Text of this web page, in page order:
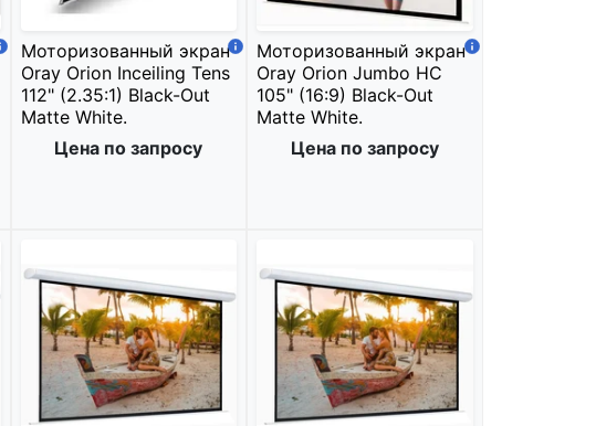
Моторизованный экран
Oray Orion Inceiling Tens
112" (2.35:1) Black-Out
Matte White.
Цена по запросу
Моторизованный экран
Oray Orion Jumbo HC
105" (16:9) Black-Out
Matte White.
Цена по запросу